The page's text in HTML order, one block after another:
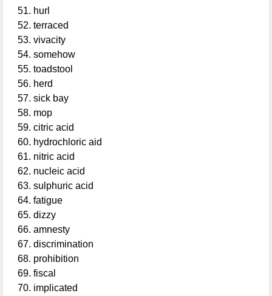
hurl
terraced
vivacity
somehow
toadstool
herd
sick bay
mop
citric acid
hydrochloric aid
nitric acid
nucleic acid
sulphuric acid
fatigue
dizzy
amnesty
discrimination
prohibition
fiscal
implicated